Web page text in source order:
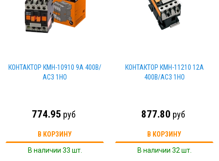
КОНТАКТОР КМН-10910 9А 400В/
АС3 1НО
774.95 руб
В КОРЗИНУ
В наличии 33 шт.
КОНТАКТОР КМН-11210 12А
400В/AC3 1НО
877.80 руб
В КОРЗИНУ
В наличии 32 шт.